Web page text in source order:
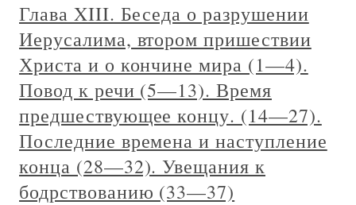
Глава XIII. Беседа о разрушении
Иерусалима, втором пришествии
Христа и о кончине мира (1—4).
Повод к речи (5—13). Время
предшествующее концу. (14—27).
Последние времена и наступление
конца (28—32). Увещания к
бодрствованию (33—37)